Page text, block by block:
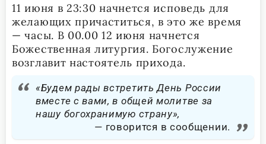
11 июня в 23:30 начнется исповедь для
желающих причаститься, в это же время
— часы. В 00.00 12 июня начнется
Божественная литургия. Богослужение
возглавит настоятель прихода.
«Будем рады встретить День России
вместе с вами, в общей молитве за
нашу богохранимую страну»,
говорится в сообщении.